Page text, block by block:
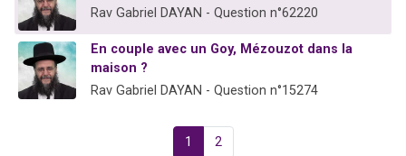
Rav Gabriel DAYAN - Question n°62220
En couple avec un Goy, Mézouzot dans la
maison ?
Rav Gabriel DAYAN - Question n°15274
1 2